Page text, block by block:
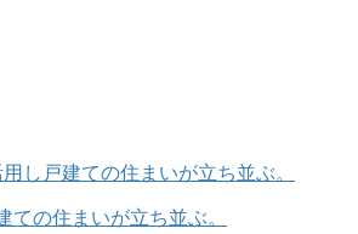
の住まいが立ち並ぶ。